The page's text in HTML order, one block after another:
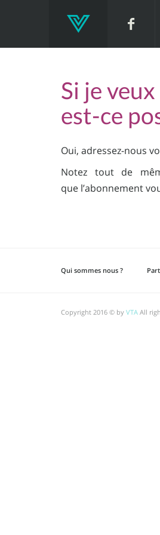
Si je
est-ce
Oui, adressez-nous
Notez tout de
que l’abonnement
Qui sommes nous ?
Copyright 2016 © by VTA All